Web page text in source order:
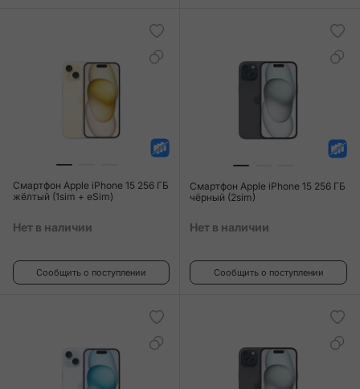
Смартфон Apple iPhone 15 256 ГБ
жёлтый (1sim + eSim)
Нет в наличии
Сообщить о поступлении
Смартфон Apple iPhone 15 256 ГБ
чёрный (2sim)
Нет в наличии
Сообщить о поступлении